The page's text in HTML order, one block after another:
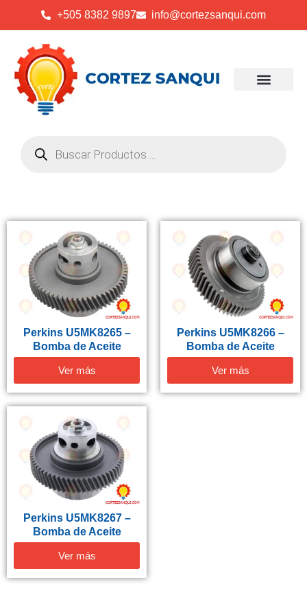
+505 8382 9897 info@cortezsanqui.com
Perkins U5MK8265 –
Bomba de Aceite
Ver más
Perkins U5MK8266 –
Bomba de Aceite
Ver más
Perkins U5MK8267 –
Bomba de Aceite
Ver más